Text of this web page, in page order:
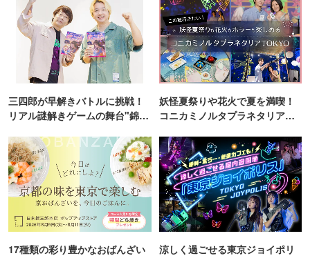
三四郎が早解きバトルに挑戦！
リアル謎解きゲームの舞台"錦糸
妖怪夏祭りや花火で夏を満喫！
コニカミノルタプラネタリア
17種類の彩り豊かなおばんざい
涼しく過ごせる東京ジョイポリ